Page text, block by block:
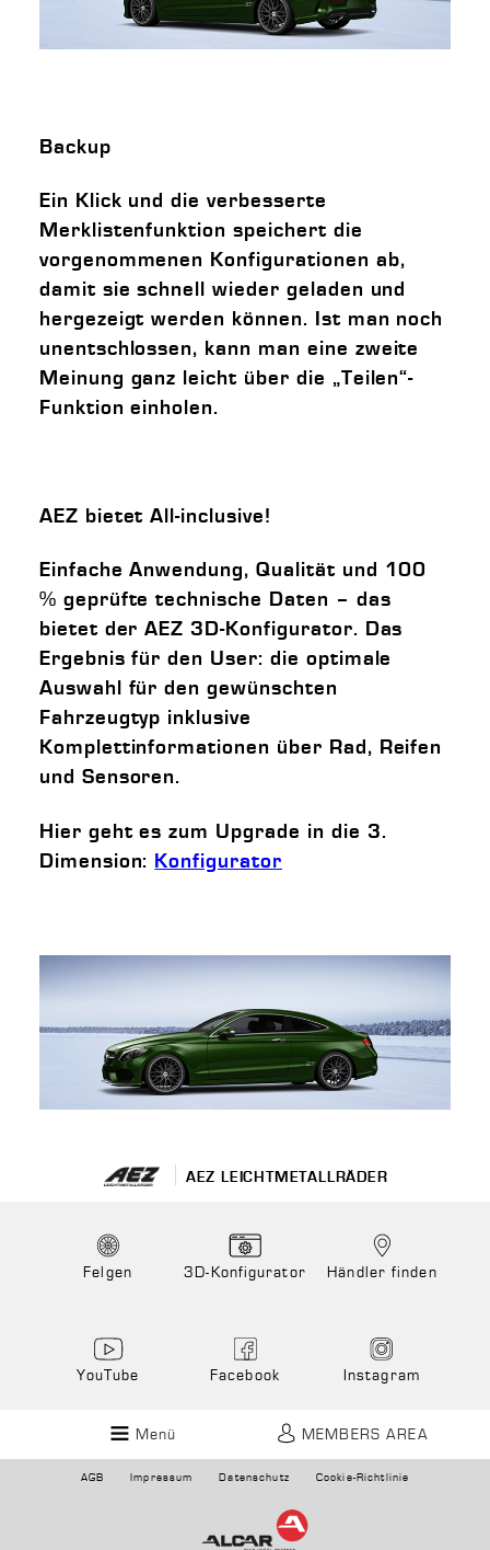
Backup
Ein Klick und die verbesserte
Merklistenfunktion speichert die
vorgenommenen Konfigurationen ab,
damit sie schnell wieder geladen und
hergezeigt werden können. Ist man noch
unentschlossen, kann man eine zweite
Meinung ganz leicht über die „Teilen“-
Funktion einholen.
AEZ bietet All-inclusive!
Einfache Anwendung, Qualität und 100
% geprüfte technische Daten – das
bietet der AEZ 3D-Konfigurator. Das
Ergebnis für den User: die optimale
Auswahl für den gewünschten
Fahrzeugtyp inklusive
Komplettinformationen über Rad, Reifen
und Sensoren.
Hier geht es zum Upgrade in die 3.
Dimension: Konfigurator
AEZ LEICHTMETALLRÄDER
Felgen 3D-Konfigurator Händler finden
YouTube Facebook Instagram
Menü MEMBERS AREA
AGB Impressum Datenschutz Cookie-Richtlinie